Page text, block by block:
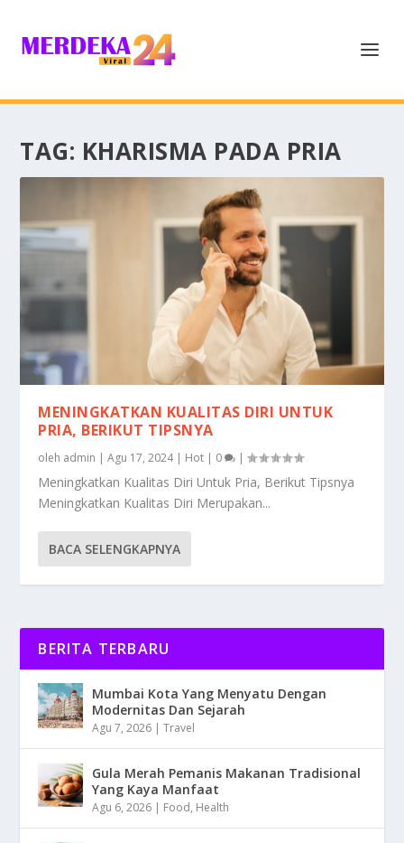
TAG: KHARISMA PADA PRIA
MENINGKATKAN KUALITAS DIRI UNTUK
PRIA, BERIKUT TIPSNYA
oleh admin |Agu 17, 2024| Hot | 0 |
Meningkatkan Kualitas Diri Untuk Pria, Berikut Tipsnya
Meningkatkan Kualitas Diri Merupakan...
BACA SELENGKAPNYA
BERITA TERBARU
Mumbai Kota Yang Menyatu Dengan
Modernitas Dan Sejarah
Agu 7, 2026 |Travel
Gula Merah Pemanis Makanan Tradisional
Yang Kaya Manfaat
Agu 6, 2026 | Food, Health